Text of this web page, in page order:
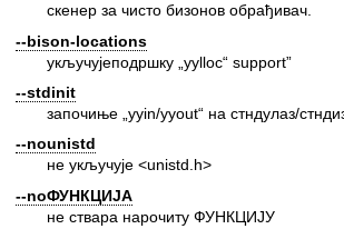
скенер за чисто бизонов обрађивач.
--bison-locations
укључујеподршку „yylloc“ support”
--stdinit
започиње „yyin/yyout“ на стндулаз/
--nounistd
не укључује <unistd.h>
--noФУНКЦИЈА
не ствара нарочиту ФУНКЦИЈУ